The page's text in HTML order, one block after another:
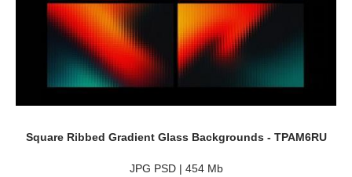
Square Ribbed Gradient Glass Backgrounds - TPAM6RU
JPG PSD | 454 Mb